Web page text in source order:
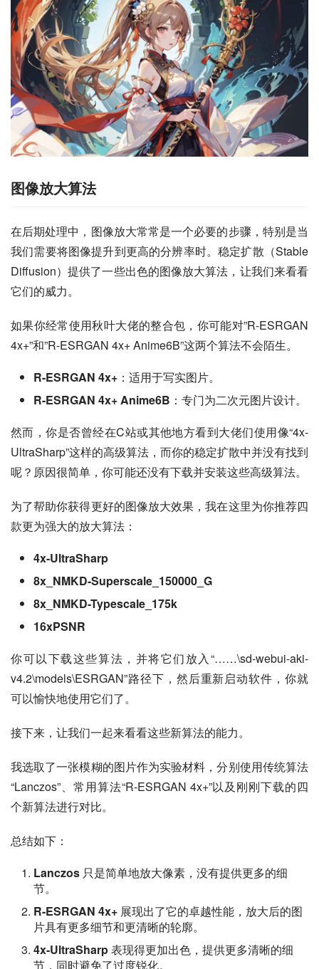
图像放大算法
在后期处理中，图像放大常常是一个必要的步骤，特别是当
我们需要将图像提升到更高的分辨率时。稳定扩散（Stable
Diffusion）提供了一些出色的图像放大算法，让我们来看看
它们的威力。
如果你经常使用秋叶大佬的整合包，你可能对”R-ESRGAN
4x+”和”R-ESRGAN 4x+ Anime6B”这两个算法不会陌生。
R-ESRGAN 4x+ ：适用于写实图片。
R-ESRGAN 4x+ Anime6B ：专门为二次元图片设计。
然而，你是否曾经在C站或其他地方看到大佬们使用像“4x-
UltraSharp”这样的高级算法，而你的稳定扩散中并没有找到
呢？原因很简单，你可能还没有下载并安装这些高级算法。
为了帮助你获得更好的图像放大效果，我在这里为你推荐四
款更为强大的放大算法：
4x-UltraSharp
8x_NMKD-Superscale_150000_G
8x_NMKD-Typescale_175k
16xPSNR
你可以下载这些算法，并将它们放入“……\sd-webui-aki-
v4.2\models\ESRGAN”路径下，然后重新启动软件，你就
可以愉快地使用它们了。
接下来，让我们一起来看看这些新算法的能力。
我选取了一张模糊的图片作为实验材料，分别使用传统算法
“Lanczos”、常用算法“R-ESRGAN 4x+”以及刚刚下载的四
个新算法进行对比。
总结如下：
Lanczos 只是简单地放大像素，没有提供更多的细
节。
R-ESRGAN 4x+ 展现出了它的卓越性能，放大后的图
片具有更多细节和更清晰的轮廓。
4x-UltraSharp表现得更加出色，提供更多清晰的细
节，同时避免了过度锐化。